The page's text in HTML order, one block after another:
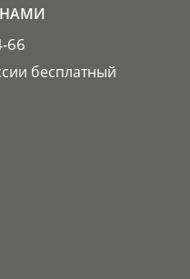
НАМИ
66
бесплатный